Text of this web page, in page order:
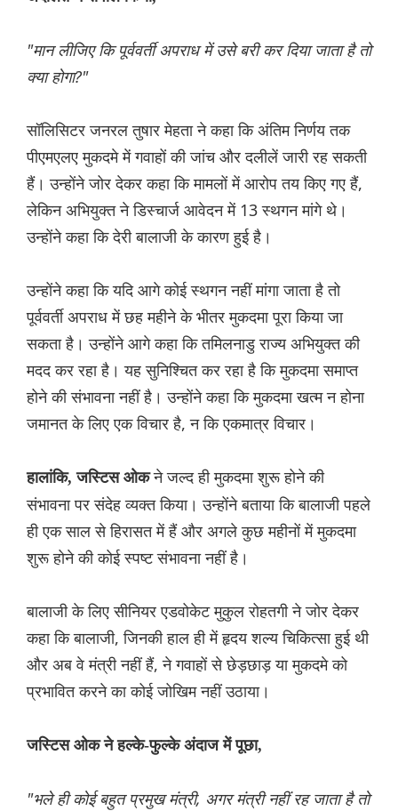
"मान लीजिए कि पूर्ववर्ती अपराध में उसे बरी कर दिया जाता है तो
क्या होगा?"
सॉलिसिटर जनरल तुषार मेहता ने कहा कि अंतिम निर्णय तक
पीएमएलए मुकदमे में गवाहों की जांच और दलीलें जारी रह सकती
हैं। उन्होंने जोर देकर कहा कि मामलों में आरोप तय किए गए हैं,
लेकिन अभियुक्त ने डिस्चार्ज आवेदन में 13 स्थगन मांगे थे।
उन्होंने कहा कि देरी बालाजी के कारण हुई है।
उन्होंने कहा कि यदि आगे कोई स्थगन नहीं मांगा जाता है तो
पूर्ववर्ती अपराध में छह महीने के भीतर मुकदमा पूरा किया जा
सकता है। उन्होंने आगे कहा कि तमिलनाडु राज्य अभियुक्त की
मदद कर रहा है। यह सुनिश्चित कर रहा है कि मुकदमा समाप्त
होने की संभावना नहीं है। उन्होंने कहा कि मुकदमा खत्म न होना
जमानत के लिए एक विचार है, न कि एकमात्र विचार।
हालांकि, जस्टिस ओकने जल्द ही मुकदमा शुरू होने की
संभावना पर संदेह व्यक्त किया। उन्होंने बताया कि बालाजी पहले
ही एक साल से हिरासत में हैं और अगले कुछ महीनों में मुकदमा
शुरू होने की कोई स्पष्ट संभावना नहीं है।
बालाजी के लिए सीनियर एडवोकेट मुकुल रोहतगी ने जोर देकर
कहा कि बालाजी, जिनकी हाल ही में हृदय शल्य चिकित्सा हुई थी
और अब वे मंत्री नहीं हैं, ने गवाहों से छेड़छाड़ या मुकदमे को
प्रभावित करने का कोई जोखिम नहीं उठाया।
जस्टिस ओक ने हल्के-फुल्के अंदाज में पूछा,
"भले ही कोई बहुत प्रमुख मंत्री, अगर मंत्री नहीं रह जाता है तो